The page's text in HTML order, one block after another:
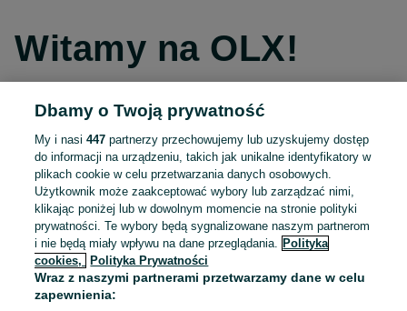
Witamy na OLX!
Kontynuuj przez Facebooka
Kontynuuj przez konto Apple
Kontynuuj przez konto Google
LUB
Dbamy o Twoją prywatność
My i nasi447 partnerzy przechowujemy lub uzyskujemy dostęp
do informacji na urządzeniu, takich jak unikalne identyfikatory w
plikach cookie w celu przetwarzania danych osobowych.
Użytkownik może zaakceptować wybory lub zarządzać nimi,
klikając poniżej lub w dowolnym momencie na stronie polityki
prywatności. Te wybory będą sygnalizowane naszym partnerom
i nie będą miały wpływu na dane przeglądania.
Polityka
cookies,
Polityka Prywatności
Wraz z naszymi partnerami przetwarzamy dane w celu
zapewnienia: